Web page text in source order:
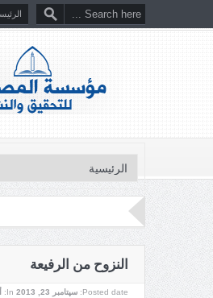
النزوح من الرفيعة
Posted date: سپتامبر 23, 2013 In: